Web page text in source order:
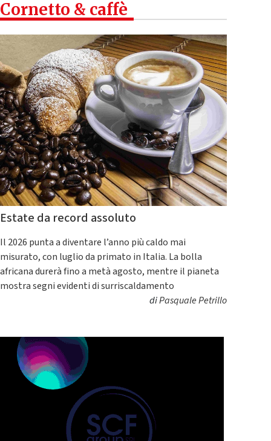
Cornetto & caffè
Estate da record assoluto
Il 2026 punta a diventare l’anno più caldo mai
misurato, con luglio da primato in Italia. La bolla
africana durerà fino a metà agosto, mentre il pianeta
mostra segni evidenti di surriscaldamento
diPasquale Petrillo